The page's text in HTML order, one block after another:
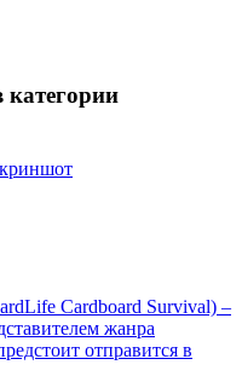
категории
Cardboard Survival) –
жанра
отправится в